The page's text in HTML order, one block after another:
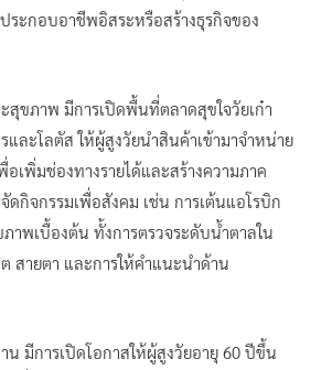
ระกอบอาชีพอิสระหรือสร้างธุรกิจของ
สุขภาพ มีการเปิดพื้นที่ตลาดสุขใจวัยเก๋า
และโลตัส ให้ผู้สูงวัยนำสินค้าเข้ามาจำหน่าย
อเพิ่มช่องทางรายได้และสร้างความภาค
ดกิจกรรมเพื่อสังคม เช่น การเต้นแอโรบิก
าพเบื้องต้น ทั้งการตรวจระดับน้ำตาลใน
สายตา และการให้คำแนะนำด้าน
น มีการเปิดโอกาสให้ผู้สูงวัยอายุ 60 ปีขึ้น